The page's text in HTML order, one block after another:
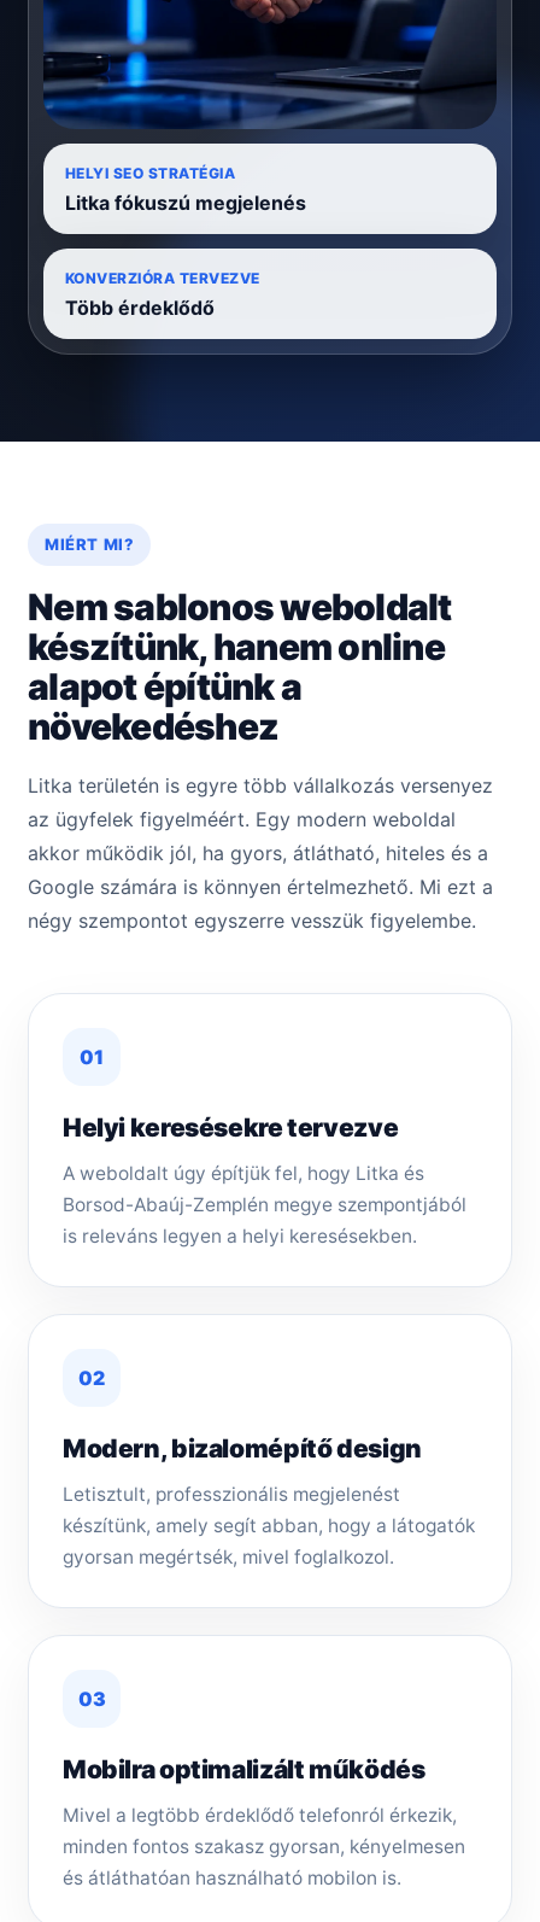
HELYI SEO STRATÉGIA
Litka fókuszú megjelenés
KONVERZIÓRA TERVEZVE
Több érdeklődő
MIÉRT MI?
Nem sablonos weboldalt
készítünk, hanem online
alapot építünk a
növekedéshez
Litka területén is egyre több vállalkozás versenyez
az ügyfelek figyelméért. Egy modern weboldal
akkor működik jól, ha gyors, átlátható, hiteles és a
Google számára is könnyen értelmezhető. Mi ezt a
négy szempontot egyszerre vesszük figyelembe.
01
Helyi keresésekre tervezve
A weboldalt úgy építjük fel, hogy Litka és
Borsod-Abaúj-Zemplén megye szempontjából
is releváns legyen a helyi keresésekben.
02
Modern, bizalomépítő design
Letisztult, professzionális megjelenést
készítünk, amely segít abban, hogy a látogatók
gyorsan megértsék, mivel foglalkozol.
03
Mobilra optimalizált működés
Mivel a legtöbb érdeklődő telefonról érkezik,
minden fontos szakasz gyorsan, kényelmesen
és átláthatóan használható mobilon is.